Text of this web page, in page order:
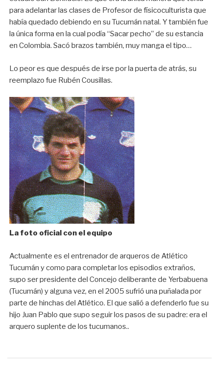
para adelantar las clases de Profesor de físicoculturista que
había quedado debiendo en su Tucumán natal. Y también fue
la única forma en la cual podía “Sacar pecho” de su estancia
en Colombia. Sacó brazos también, muy manga el tipo…
Lo peor es que después de irse por la puerta de atrás, su
reemplazo fue Rubén Cousillas.
La foto oficial con el equipo
Actualmente es el entrenador de arqueros de Atlético
Tucumán y como para completar los episodios extraños,
supo ser presidente del Concejo deliberante de Yerbabuena
(Tucumán) y alguna vez, en el 2005 sufrió una puñalada por
parte de hinchas del Atlético. El que salió a defenderlo fue su
hijo Juan Pablo que supo seguir los pasos de su padre: era el
arquero suplente de los tucumanos..